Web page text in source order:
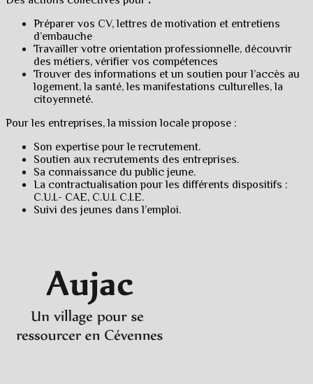
Préparer vos CV, lettres de motivation et entretiens
d’embauche
Travailler votre orientation professionnelle, découvrir
des métiers, vérifier vos compétences
Trouver des informations et un soutien pour l’accès au
logement, la santé, les manifestations culturelles, la
citoyenneté.
Pour les entreprises, la mission locale propose :
Son expertise pour le recrutement.
Soutien aux recrutements des entreprises.
Sa connaissance du public jeune.
La contractualisation pour les différents dispositifs :
C.U.I.- CAE, C.U.I. C.I.E.
Suivi des jeunes dans l’emploi.